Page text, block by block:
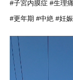
#子宮内膜症 #生理
#更年期 #中絶 #妊娠